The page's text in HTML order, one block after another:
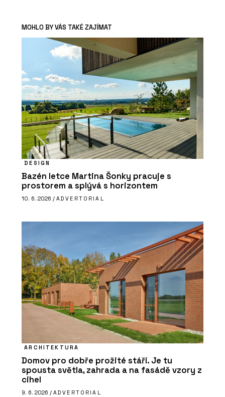
MOHLO BY VÁS TAKÉ ZAJÍMAT
DESIGN
Bazén letce Martina Šonky pracuje s
prostorem a splývá s horizontem
10. 6. 2026 / ADVERTORIAL
ARCHITEKTURA
Domov pro dobře prožité stáří. Je tu
spousta světla, zahrada a na fasádě vzory z
cihel
9. 6. 2026 / ADVERTORIAL